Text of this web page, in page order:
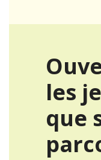
les
que